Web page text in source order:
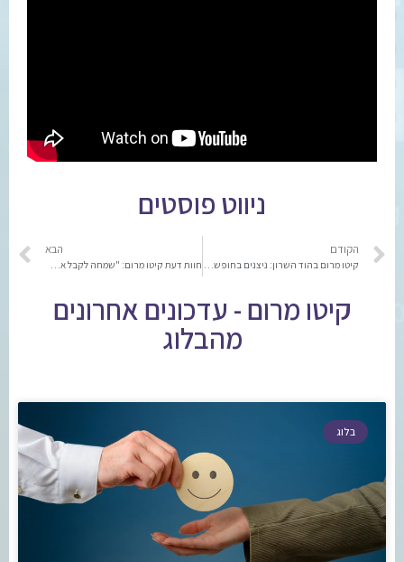
ניווט פוסטים
הקודם
קיטו מרום בהוד השרון: ניצנים בחופשות תתחיל לפעול בחופשת פסח הקרובה
הבא
חוות דעת קיטו מרום: "שמחה לקבל את הפידבק מההורים וזה אומר הכל"
קיטו מרום - עדכונים אחרונים
מהבלוג
בלוג